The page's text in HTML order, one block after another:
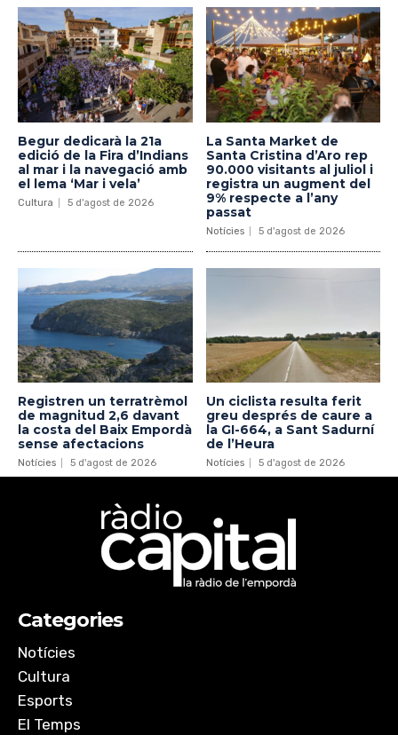
Begur dedicarà la 21a
edició de la Fira d’Indians
al mar i la navegació amb
el lema ‘Mar i vela’
Cultura 5 d'agost de 2026
La Santa Market de
Santa Cristina d’Aro rep
90.000 visitants al juliol i
registra un augment del
9% respecte a l’any
passat
Notícies 5 d'agost de 2026
Registren un terratrèmol
de magnitud 2,6 davant
la costa del Baix Empordà
sense afectacions
Notícies 5 d'agost de 2026
Un ciclista resulta ferit
greu després de caure a
la GI-664, a Sant Sadurní
de l’Heura
Notícies 5 d'agost de 2026
Categories
Notícies
Cultura
Esports
El Temps